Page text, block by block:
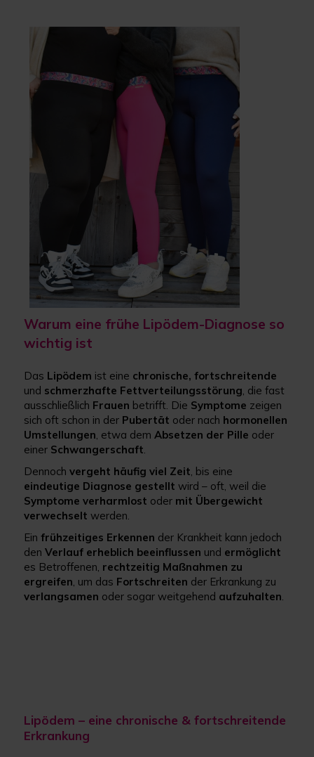
Warum eine frühe Lipödem-Diagnose so
wichtig ist
Das Lipödem ist eine chronische, fortschreitende
und schmerzhafte Fettverteilungsstörung, die fast
ausschließlich Frauen betrifft. Die Symptome zeigen
sich oft schon in der Pubertät oder nach hormonellen
Umstellungen, etwa demAbsetzen der Pille oder
einer Schwangerschaft.
Dennochvergeht häufig viel Zeit, bis eine
eindeutige Diagnose gestellt wird – oft, weil die
Symptome verharmlost oder mit Übergewicht
verwechselt werden.
Einfrühzeitiges Erkennen der Krankheit kann jedoch
denVerlauf erheblich beeinflussen und ermöglicht
es Betroffenen, rechtzeitig Maßnahmen zu
ergreifen, um das Fortschreiten der Erkrankung zu
verlangsamen oder sogar weitgehend aufzuhalten.
Lipödem – eine chronische & fortschreitende
Erkrankung